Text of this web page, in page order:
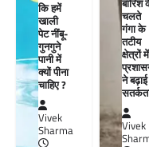
कि हमें
खाली
पेट नींबू-
गुनगुने
पानी में
क्यों पीना
चाहिए ?
Vivek
Sharma
चलते
गंगा के
तटीय
क्षेत्रों में
ने बढ़ाई
Vivek